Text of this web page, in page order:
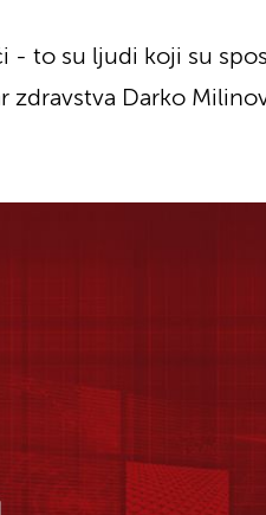
- to su ljudi koji su
zdravstva Darko